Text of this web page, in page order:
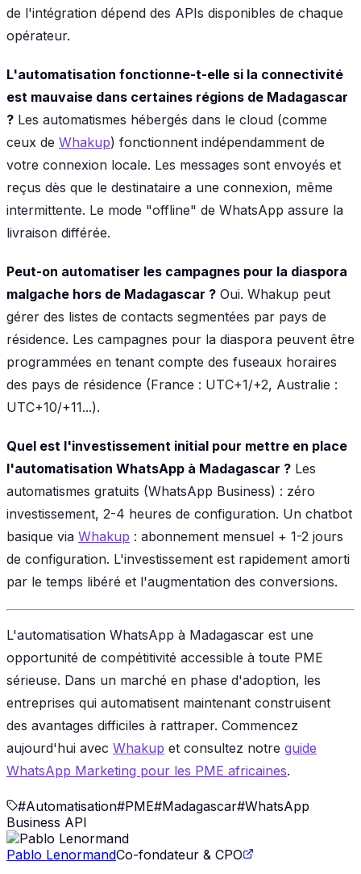
de l'intégration dépend des APIs disponibles de chaque
opérateur.
L'automatisation fonctionne-t-elle si la connectivité
est mauvaise dans certaines régions de Madagascar
? Les automatismes hébergés dans le cloud (comme
ceux de Whakup) fonctionnent indépendamment de
votre connexion locale. Les messages sont envoyés et
reçus dès que le destinataire a une connexion, même
intermittente. Le mode "offline" de WhatsApp assure la
livraison différée.
Peut-on automatiser les campagnes pour la diaspora
malgache hors de Madagascar ? Oui. Whakup peut
gérer des listes de contacts segmentées par pays de
résidence. Les campagnes pour la diaspora peuvent être
programmées en tenant compte des fuseaux horaires
des pays de résidence (France : UTC+1/+2, Australie :
UTC+10/+11...).
Quel est l'investissement initial pour mettre en place
l'automatisation WhatsApp à Madagascar ? Les
automatismes gratuits (WhatsApp Business) : zéro
investissement, 2-4 heures de configuration. Un chatbot
basique via Whakup : abonnement mensuel + 1-2 jours
de configuration. L'investissement est rapidement amorti
par le temps libéré et l'augmentation des conversions.
L'automatisation WhatsApp à Madagascar est une
opportunité de compétitivité accessible à toute PME
sérieuse. Dans un marché en phase d'adoption, les
entreprises qui automatisent maintenant construisent
des avantages difficiles à rattraper. Commencez
aujourd'hui avec Whakup et consultez notre guide
WhatsApp Marketing pour les PME africaines.
#Automatisation#PME#Madagascar#WhatsApp
Business API
Pablo LenormandCo-fondateur & CPO